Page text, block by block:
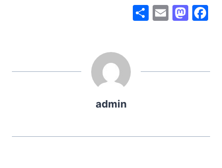
F
b
M
d
E
e
admin